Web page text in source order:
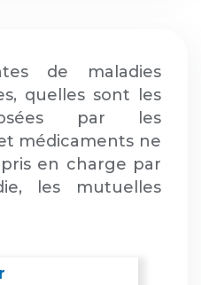
de maladies
quelles sont les
par les
médicaments ne
en charge par
les mutuelles